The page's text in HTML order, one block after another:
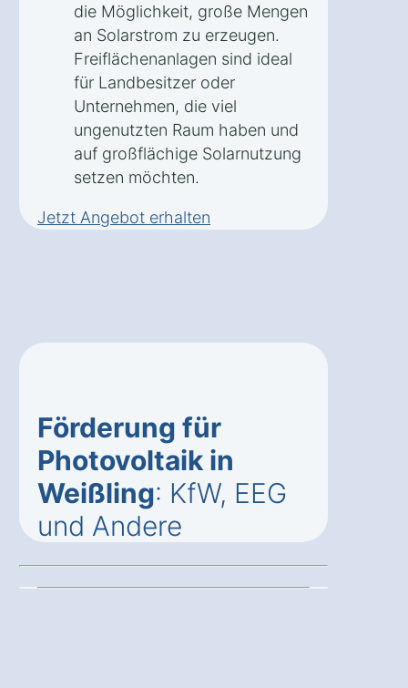
die Möglichkeit, große Mengen
an Solarstrom zu erzeugen.
Freiflächenanlagen sind ideal
für Landbesitzer oder
Unternehmen, die viel
ungenutzten Raum haben und
auf großflächige Solarnutzung
setzen möchten.
Jetzt Angebot erhalten
Förderung für
Photovoltaik in
Weißling: KfW, EEG
und Andere